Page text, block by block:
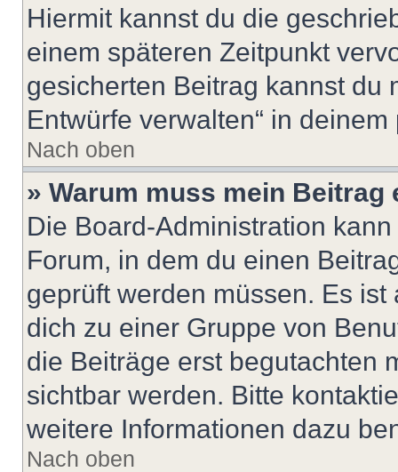
Hiermit kannst du die
einem späteren Zeitpunkt
gesicherten Beitrag kannst du
Entwürfe verwalten“ in
Nach oben
» Warum muss mein
Die Board-Administration
Forum, in dem du einen
geprüft werden müssen. Es
dich zu einer Gruppe von
die Beiträge erst begutachten
sichtbar werden. Bitte
weitere Informationen dazu
Nach oben